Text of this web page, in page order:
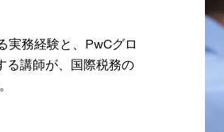
実務経験と、PwCグロ
る講師が、国際税務の